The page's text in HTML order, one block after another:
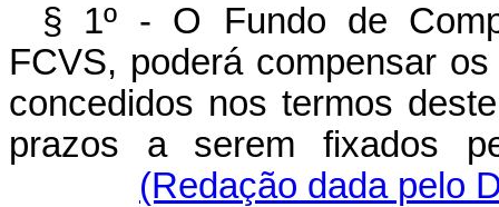
§ 1º - O Fundo de
FCVS, poderá compensar
concedidos nos termos
prazos a serem fixados
(Redação dada pelo